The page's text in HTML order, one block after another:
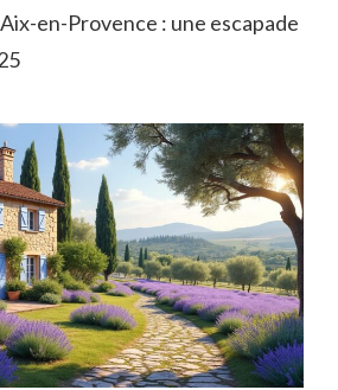
en-Provence : une escapade